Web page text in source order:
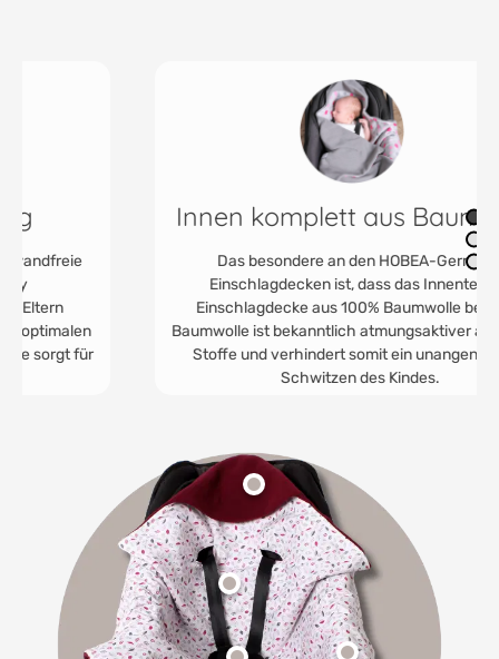
Innen komplett aus Baumwolle
Das besondere an den HOBEA-Germany
Einschlagdecken ist, dass das Innenteil der
Einschlagdecke aus 100% Baumwolle besteht.
Baumwolle ist bekanntlich atmungsaktiver als andere
Stoffe und verhindert somit ein unangenehmes
Schwitzen des Kindes.